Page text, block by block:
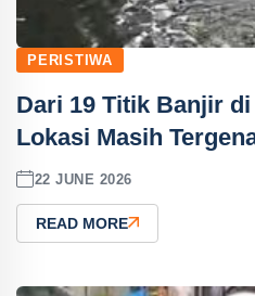
PERISTIWA
Dari 19 Titik Banjir
Lokasi Masih
22 JUNE 2026
READ MORE